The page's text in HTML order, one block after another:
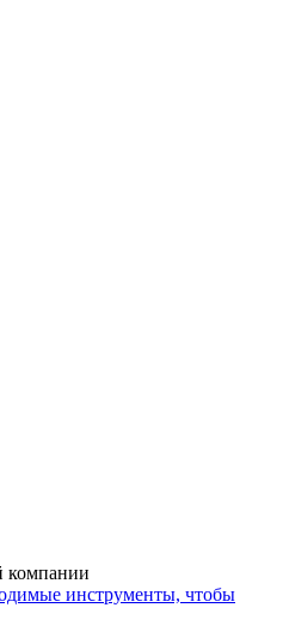
компании
инструменты, чтобы